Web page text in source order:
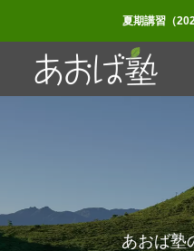
夏期講習（
あおば塾